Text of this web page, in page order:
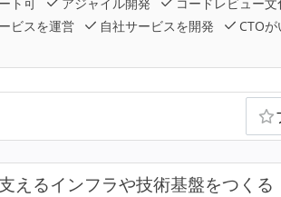
ビスを運営 自社サービスを開発
CTOが
えるインフラや技術基盤をつくる